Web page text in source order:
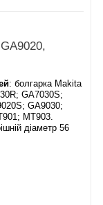
: болгарка Makita
GA7030S;
GA9030;
MT903.
діаметр 56